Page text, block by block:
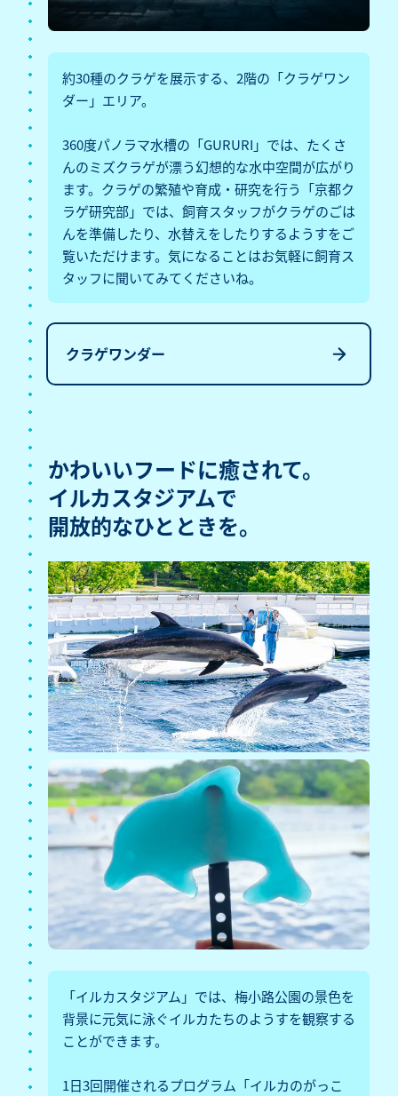
約30種のクラゲを展示する、2階の「クラゲワン
ダー」エリア。
360度パノラマ水槽の「GURURI」では、たくさ
んのミズクラゲが漂う幻想的な水中空間が広がり
ます。クラゲの繁殖や育成・研究を行う「京都ク
ラゲ研究部」では、飼育スタッフがクラゲのごは
んを準備したり、水替えをしたりするようすをご
覧いただけます。気になることはお気軽に飼育ス
タッフに聞いてみてくださいね。
クラゲワンダー
かわいいフードに癒されて。
イルカスタジアムで
開放的なひとときを。
「イルカスタジアム」では、梅小路公園の景色を
背景に元気に泳ぐイルカたちのようすを観察する
ことができます。
1日3回開催されるプログラム「イルカのがっこ